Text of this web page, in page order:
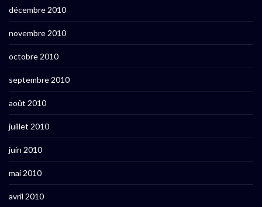
décembre 2010
novembre 2010
octobre 2010
septembre 2010
août 2010
juillet 2010
juin 2010
mai 2010
avril 2010